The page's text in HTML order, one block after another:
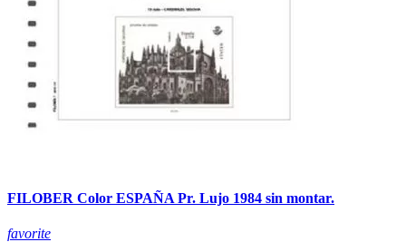
FILOBER Color ESPAÑA Pr. Lujo 1984 sin montar.
favorite